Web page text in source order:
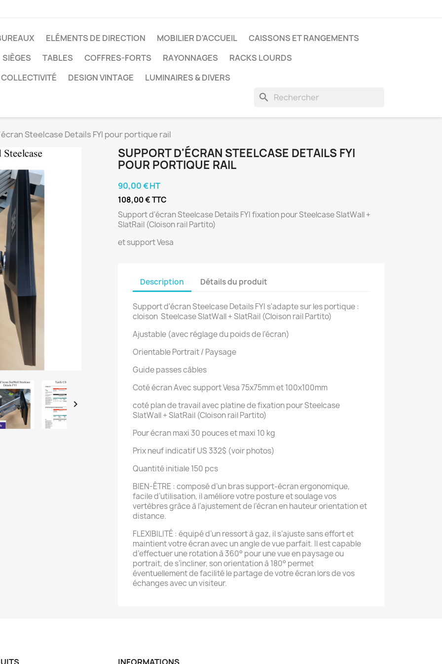
ELÉMENTS DE DIRECTION MOBILIER D'ACCUEIL
CAISSONS ET RANGEMENTS
SIÈGES
TABLES COFFRES-FORTS RAYONNAGES
RACKS LOURDS
DESIGN VINTAGE LUMINAIRES & DIVERS
search
Steelcase Details FYI pour portique rail

SUPPORT D'ÉCRAN STEELCASE DETAILS FYI
POUR PORTIQUE RAIL
90,00 € HT
108,00 € TTC
Support d'écran Steelcase Details FYI fixation pour Steelcase SlatWall +
SlatRail (Cloison rail Partito)
et support Vesa
Description Détails du produit
Support d'écran Steelcase Details FYI s'adapte sur les portique :
cloison Steelcase SlatWall + SlatRail (Cloison rail Partito)
Ajustable (avec réglage du poids de l'écran)
Orientable Portrait / Paysage
Guide passes câbles
Coté écran Avec support Vesa 75x75mm et 100x100mm
coté plan de travail avec platine de fixation pour Steelcase
SlatWall + SlatRail (Cloison rail Partito)
Pour écran maxi 30 pouces et maxi 10 kg
Prix neuf indicatif US 332$ (voir photos)
Quantité initiale 150 pcs
BIEN-ÊTRE : composé d’un bras support-écran ergonomique,
facile d’utilisation, il améliore votre posture et soulage vos
vertèbres grâce à l’ajustement de l’écran en hauteur orientation et
distance.
FLEXIBILITÉ : équipé d’un ressort à gaz, il s’ajuste sans effort et
maintient votre écran avec un angle de vue parfait. Il est capable
d’effectuer une rotation à 360° pour une vue en paysage ou
portrait, de s’incliner, son orientation à 180° permet
éventuellement de facilité le partage de votre écran lors de vos
échanges avec un visiteur.